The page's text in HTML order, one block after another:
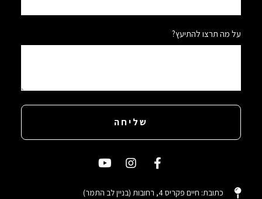
על מה תרצו להתיעץ?
שליחה
כתובת: חיים פקריס 4, רחובות (בניין לב התמר)